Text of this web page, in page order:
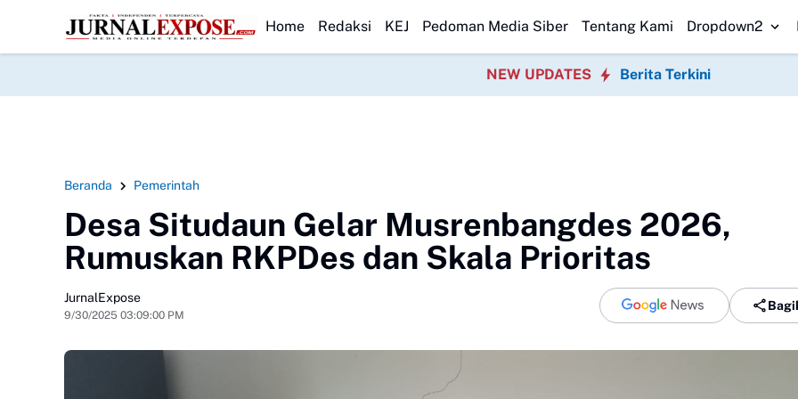
HEADLINE
Usut Kematian WindaForwatu Banten Soroti Dugaan Penyimpangan Program P3TGAI 2026 Bersama Warga Sobang Gotong Royong
Home Redaksi KEJ Pedoman Media Siber Tentang Kami Dropdown2
NEW UPDATES Berita Terkini
Beranda Pemerintah
Desa Situdaun Gelar Musrenbangdes 2026,
Rumuskan RKPDes dan Skala Prioritas
JurnalExpose
9/30/2025 03:09:00 PM